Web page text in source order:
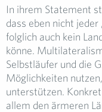
In ihrem Statement
dass eben nicht jeder
folglich auch kein
könne.
Selbstläufer und die
Möglichkeiten
unterstützen.
allem den ärmeren